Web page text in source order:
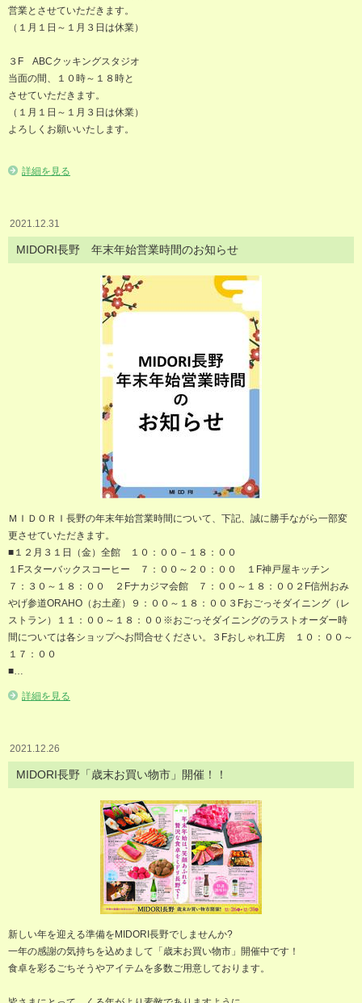
営業とさせていただきます。
（１月１日～１月３日は休業）
３F ABCクッキングスタジオ
当面の間、１０時～１８時と
させていただきます。
（１月１日～１月３日は休業）
よろしくお願いいたします。
詳細を見る
2021.12.31
MIDORI長野 年末年始営業時間のお知らせ
ＭＩＤＯＲＩ長野の年末年始営業時間について、下記、誠に勝手ながら一部変
更させていただきます。
■１２月３１日（金）全館 １０：００－１８：００
１Fスターバックスコーヒー ７：００～２０：００ １F神戸屋キッチン
７：３０～１８：００ ２Fナカジマ会館 ７：００～１８：００２F信州おみ
やげ参道ORAHO（お土産）９：００～１８：００３Fおごっそダイニング（レ
ストラン）１１：００～１８：００※おごっそダイニングのラストオーダー時
間については各ショップへお問合せください。３Fおしゃれ工房 １０：００～
１７：００
■…
詳細を見る
2021.12.26
MIDORI長野「歳末お買い物市」開催！！
新しい年を迎える準備をMIDORI長野でしませんか?
一年の感謝の気持ちを込めまして「歳末お買い物市」開催中です！
食卓を彩るごちそうやアイテムを多数ご用意しております。